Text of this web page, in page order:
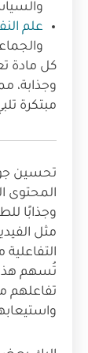
علم
كل مادة
وجذابة،
مبتكرة
تحسين
المحتوى
وجذابًا
مثل
تُسهم هذه
تفاعلهم